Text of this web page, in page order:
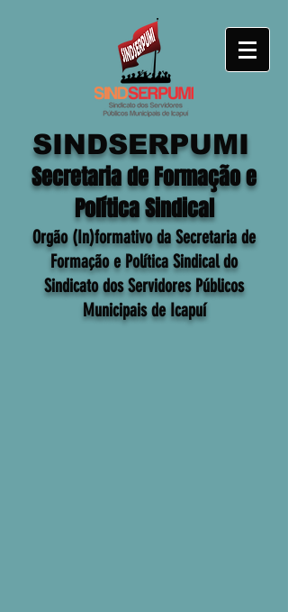
SINDSERPUMI
Secretaria de Formação e
Política Sindical
Orgão (In)formativo da Secretaria de
Formação e Política Sindical do
Sindicato dos Servidores Públicos
Municipais de Icapuí